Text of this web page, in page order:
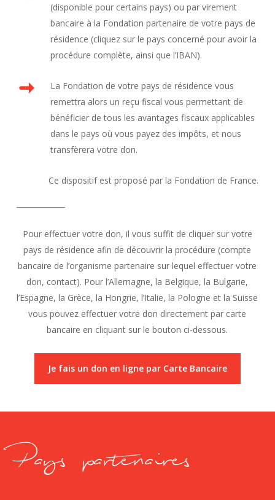
(disponible pour certains pays) ou par virement
bancaire à la Fondation partenaire de votre pays de
résidence (cliquez sur le pays concerné pour avoir la
procédure complète, ainsi que l’IBAN).
La Fondation de votre pays de résidence vous
remettra alors un reçu fiscal vous permettant de
bénéficier de tous les avantages fiscaux applicables
dans le pays où vous payez des impôts, et nous
transfèrera votre don.
Ce dispositif est proposé par la Fondation de France.
Pour effectuer votre don, il vous suffit de cliquer sur votre
pays de résidence afin de découvrir la procédure (compte
bancaire de l’organisme partenaire sur lequel effectuer votre
don, contact). Pour l’Allemagne, la Belgique, la Bulgarie,
l’Espagne, la Grèce, la Hongrie, l’Italie, la Pologne et la Suisse
vous pouvez effectuer votre don directement par carte
bancaire en cliquant sur le bouton ci-dessous.
Je fais un don en ligne par Carte Bancaire
Pays partenaires